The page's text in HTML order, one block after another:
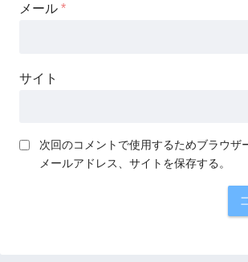
メール *
サイト
次回のコメントで使用するためブラウザ
メールアドレス、サイトを保存する。